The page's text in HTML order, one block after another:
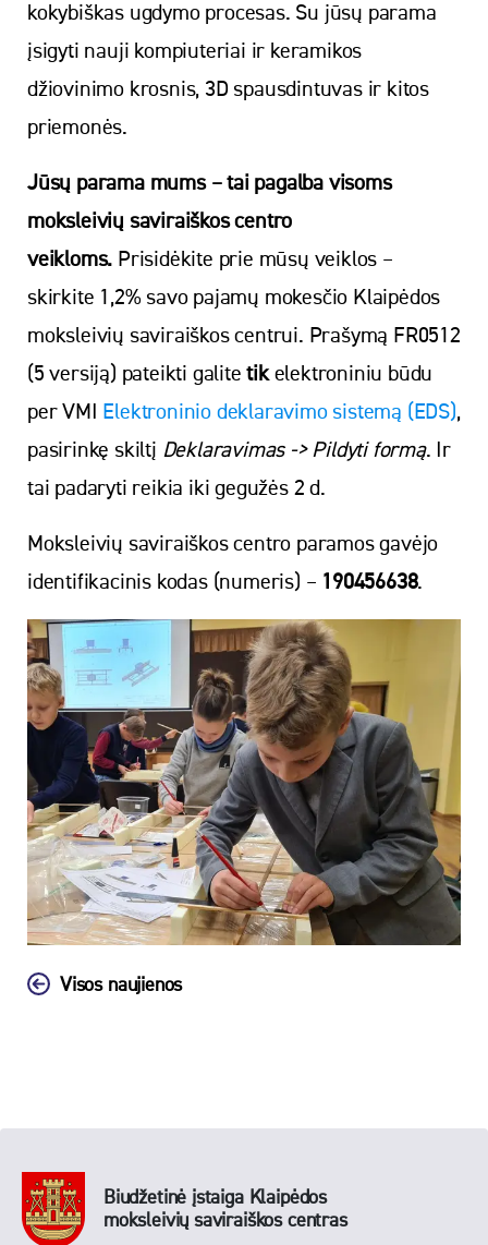
kokybiškas ugdymo procesas. Su jūsų parama
įsigyti nauji kompiuteriai ir keramikos
džiovinimo krosnis, 3D spausdintuvas ir kitos
priemonės.
Jūsų parama mums – tai pagalba visoms
moksleivių saviraiškos centro
veikloms. Prisidėkite prie mūsų veiklos –
skirkite 1,2% savo pajamų mokesčio Klaipėdos
moksleivių saviraiškos centrui. Prašymą FR0512
(5 versiją) pateikti galitetikelektroniniu būdu
per VMI
Elektroninio deklaravimo sistemą (EDS),
pasirinkę skiltį Deklaravimas -> Pildyti formą. Ir
tai padaryti reikia iki gegužės 2 d.
Moksleivių saviraiškos centro paramos gavėjo
identifikacinis kodas (numeris) – 190456638.
Visos naujienos
Biudžetinė įstaiga Klaipėdos
moksleivių saviraiškos centras